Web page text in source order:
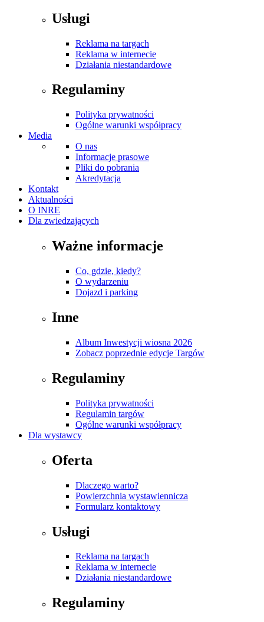
Usługi
Reklama na targach
Reklama w internecie
Działania niestandardowe
Regulaminy
Polityka prywatności
Ogólne warunki współpracy
Media
O nas
Informacje prasowe
Pliki do pobrania
Akredytacja
Kontakt
Aktualności
O INRE
Dla zwiedzających
Ważne informacje
Co, gdzie, kiedy?
O wydarzeniu
Dojazd i parking
Inne
Album Inwestycji wiosna 2026
Zobacz poprzednie edycje Targów
Regulaminy
Polityka prywatności
Regulamin targów
Ogólne warunki współpracy
Dla wystawcy
Oferta
Dlaczego warto?
Powierzchnia wystawiennicza
Formularz kontaktowy
Usługi
Reklama na targach
Reklama w internecie
Działania niestandardowe
Regulaminy